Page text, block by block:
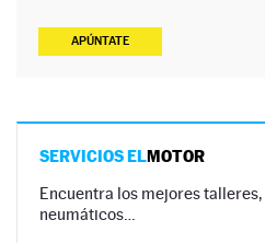
APÚNTATE
SERVICIOS ELMOTOR
Encuentra los mejores
neumáticos…